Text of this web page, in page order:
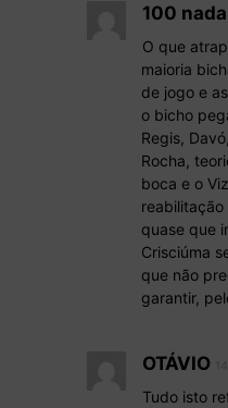
100 nada
O que
maioria
de jogo e
o bicho
Regis,
Rocha,
boca e o
reabilitação
quase que
Crisciúma
que não
garantir,
OTÁVIO
Tudo isto